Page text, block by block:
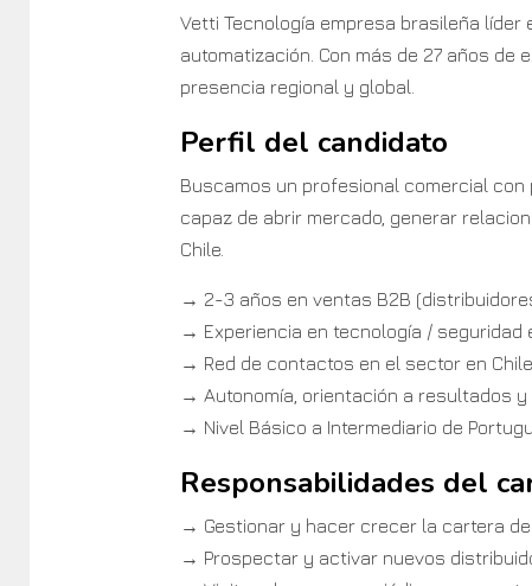
Vetti Tecnología empresa brasileña
automatización. Con más de 27 años
presencia regional y global.
Perfil del candidato
Buscamos un profesional comercial
capaz de abrir mercado, generar
Chile.
→ 2-3 años en ventas B2B
→ Experiencia en tecnología / seguridad
→ Red de contactos en el sector en
→ Autonomía, orientación a resultados
→ Nivel Básico a Intermediario de
Responsabilidades del
→ Gestionar y hacer crecer la cartera
→ Prospectar y activar nuevos